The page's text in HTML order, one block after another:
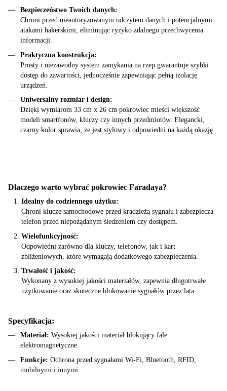
Bezpieczeństwo Twoich danych:
Chroni przed nieautoryzowanym odczytem danych i potencjalnymi
atakami hakerskimi, eliminując ryzyko zdalnego przechwycenia
informacji.
Praktyczna konstrukcja:
Prosty i niezawodny system zamykania na rzep gwarantuje szybki
dostęp do zawartości, jednocześnie zapewniając pełną izolację
urządzeń.
Uniwersalny rozmiar i design:
Dzięki wymiarom 33 cm x 26 cm pokrowiec mieści większość
modeli smartfonów, kluczy czy innych przedmiotów. Elegancki,
czarny kolor sprawia, że jest stylowy i odpowiedni na każdą okazję.
Dlaczego warto wybrać pokrowiec Faradaya?
Idealny do codziennego użytku:
Chroni klucze samochodowe przed kradzieżą sygnału i zabezpiecza
telefon przed niepożądanym śledzeniem czy dostępem.
Wielofunkcyjność:
Odpowiedni zarówno dla kluczy, telefonów, jak i kart
zbliżeniowych, które wymagają dodatkowego zabezpieczenia.
Trwałość i jakość:
Wykonany z wysokiej jakości materiałów, zapewnia długotrwałe
użytkowanie oraz skuteczne blokowanie sygnałów przez lata.
Specyfikacja:
Materiał: Wysokiej jakości materiał blokujący fale
elektromagnetyczne.
Funkcje: Ochrona przed sygnałami Wi-Fi, Bluetooth, RFID,
mobilnymi i innymi.